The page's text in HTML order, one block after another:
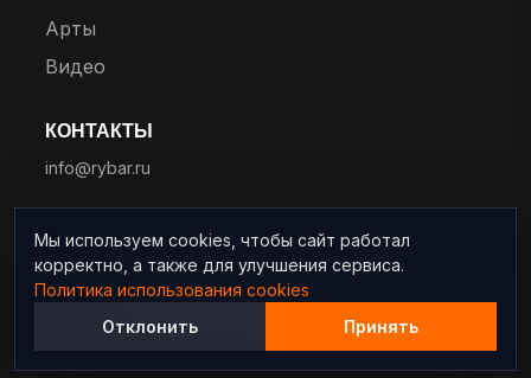
Арты
Видео
КОНТАКТЫ
info@rybar.ru
© 2025 RYBAR. Все права защищены.
Мы используем cookies, чтобы сайт работал
корректно, а также для улучшения сервиса.
Политика использования cookies
Отклонить
Принять